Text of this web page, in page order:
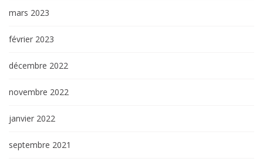
mars 2023
février 2023
décembre 2022
novembre 2022
janvier 2022
septembre 2021